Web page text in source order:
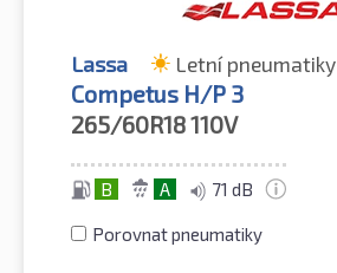
Lassa Letní pneumatiky
Competus H/P 3
265/60R18110V
B A 71 dB
Porovnat pneumatiky